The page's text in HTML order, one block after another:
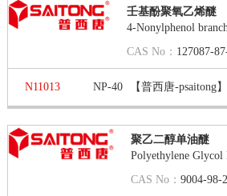
壬基酚聚氧乙烯醚
4-Nonylphenol
CAS No： 127087-
N11013 NP-40 【普西唐-psaitong】
聚乙二醇单油醚
Polyethylene
CAS No：9004-98-2